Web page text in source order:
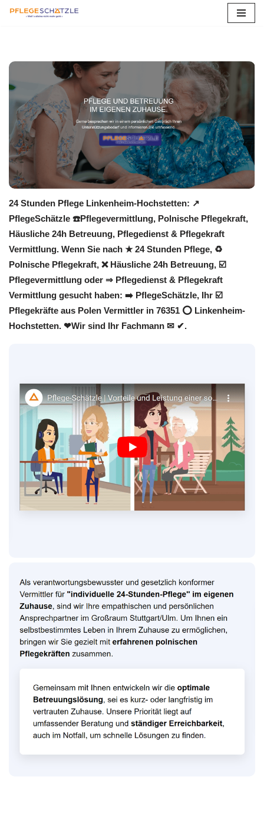
springen
24 Stunden Pflege Linkenheim-Hochstetten: ↗️
PflegeSchätzle ☎️Pflegevermittlung, Polnische Pflegekraft,
Häusliche 24h Betreuung, Pflegedienst & Pflegekraft
Vermittlung. Wenn Sie nach ★ 24 Stunden Pflege, ♻
Polnische Pflegekraft, ❌ Häusliche 24h Betreuung, ☑️
Pflegevermittlung oder ⇒ Pflegedienst & Pflegekraft
Vermittlung gesucht haben: ➡️ PflegeSchätzle, Ihr ☑️
Pflegekräfte aus Polen Vermittler in 76351 ⭕ Linkenheim-
Hochstetten. ❤Wir sind Ihr Fachmann ✉ ✔.